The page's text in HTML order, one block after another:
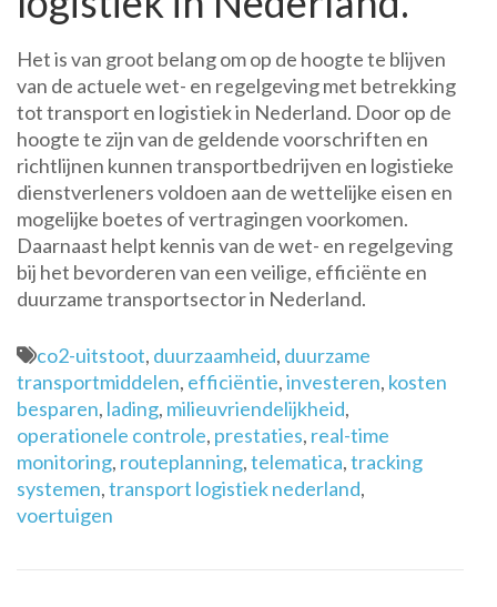
Het is van groot belang om op de hoogte te blijven
van de actuele wet- en regelgeving met betrekking
tot transport en logistiek in Nederland. Door op de
hoogte te zijn van de geldende voorschriften en
richtlijnen kunnen transportbedrijven en logistieke
dienstverleners voldoen aan de wettelijke eisen en
mogelijke boetes of vertragingen voorkomen.
Daarnaast helpt kennis van de wet- en regelgeving
bij het bevorderen van een veilige, efficiënte en
duurzame transportsector in Nederland.
co2-uitstoot, duurzaamheid, duurzame
transportmiddelen, efficiëntie,investeren, kosten
besparen, lading, milieuvriendelijkheid,
operationele controle, prestaties, real-time
monitoring, routeplanning,telematica,tracking
systemen,transport logistiek nederland,
voertuigen